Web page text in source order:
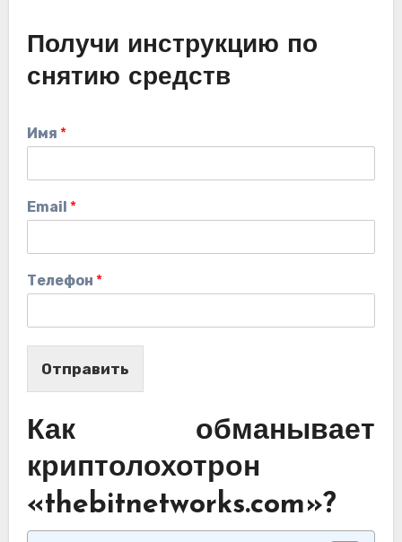
Получи инструкцию по
снятию средств
Имя *
Email *
Телефон *
Отправить
Как обманывает
криптолохотрон
«thebitnetworks.com»?